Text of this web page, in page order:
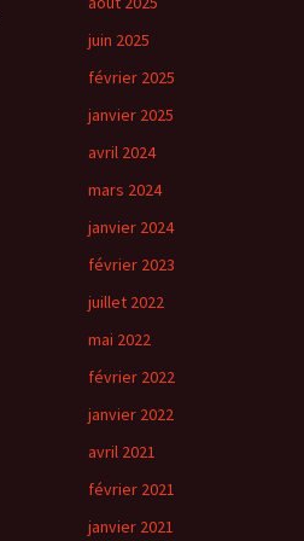
juin 2025
février 2025
janvier 2025
avril 2024
mars 2024
janvier 2024
février 2023
juillet 2022
mai 2022
février 2022
janvier 2022
avril 2021
février 2021
janvier 2021